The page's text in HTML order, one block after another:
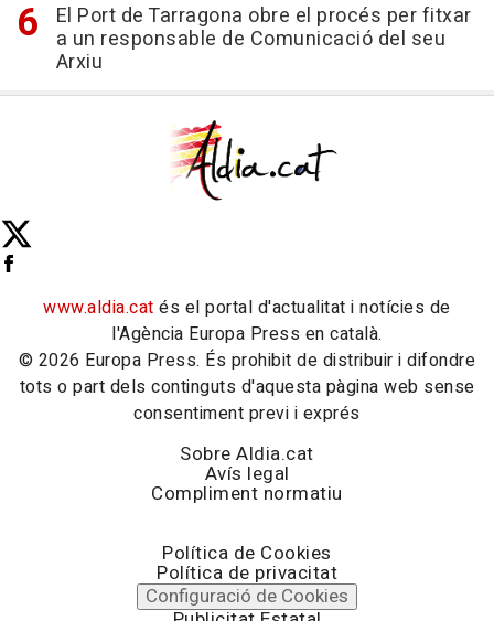
El Port de Tarragona obre el procés per fitxar
a un responsable de Comunicació del seu
Arxiu
www.aldia.cat és el portal d'actualitat i notícies de
l'Agència Europa Press en català.
© 2026 Europa Press. És prohibit de distribuir i difondre
tots o part dels continguts d'aquesta pàgina web sense
consentiment previ i exprés
Sobre Aldia.cat
Avís legal
Compliment normatiu
Política de Cookies
Política de privacitat
Configuració de Cookies